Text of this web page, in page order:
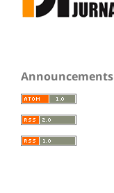
Announcements